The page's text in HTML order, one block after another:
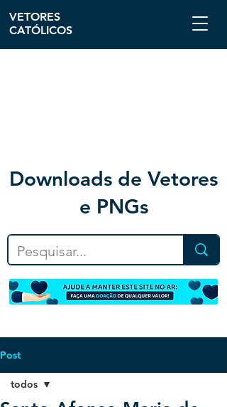
Downloads de Vetores
e PNGs
VETORES
CATÓLICOS
Post
todos